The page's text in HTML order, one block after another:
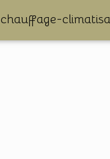
chauffage-